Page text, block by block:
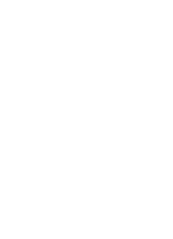
Desarrollo de software a